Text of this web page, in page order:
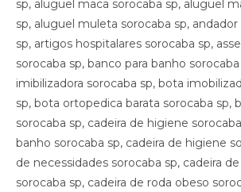
sp, aluguel maca sorocaba sp, aluguel
sp, aluguel muleta sorocaba sp, andador
sp, artigos hospitalares sorocaba sp,
sorocaba sp, banco para banho
imibilizadora sorocaba sp, bota
sp, bota ortopedica barata sorocaba sp,
sorocaba sp, cadeira de higiene
banho sorocaba sp, cadeira de higiene
de necessidades sorocaba sp, cadeira
sorocaba sp, cadeira de roda obeso